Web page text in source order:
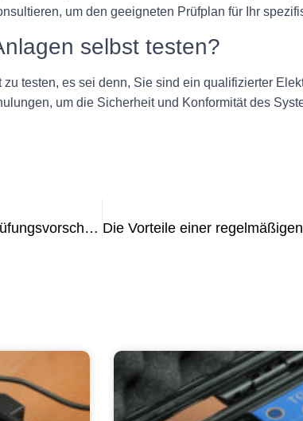
um den geeigneten Prüfplan für Ihr
selbst testen?
testen, es sei denn, Sie sind ein qualifizierter
um die Sicherheit und Konformität des
Sicherstellung der Einhaltung der TÜV-Elektroprüfungsvorschriften